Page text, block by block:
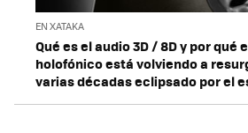
EN XATAKA
Qué es el audio 3D / 8D y por qué
holofónico está volviendo a
varias décadas eclipsado por el